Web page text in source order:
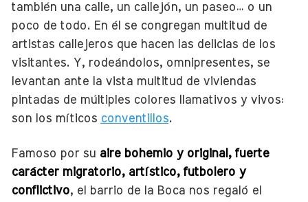
también una calle, un callejón, un paseo… o un
poco de todo. En él se congregan multitud de
artistas callejeros que hacen las delicias de los
visitantes. Y, rodeándolos, omnipresentes, se
levantan ante la vista multitud de viviendas
pintadas de múltiples colores llamativos y vivos:
son los míticos conventillos.
Famoso por su aire bohemio y original, fuerte
carácter migratorio, artístico, futbolero y
conflictivo, el barrio de la Boca nos regaló el